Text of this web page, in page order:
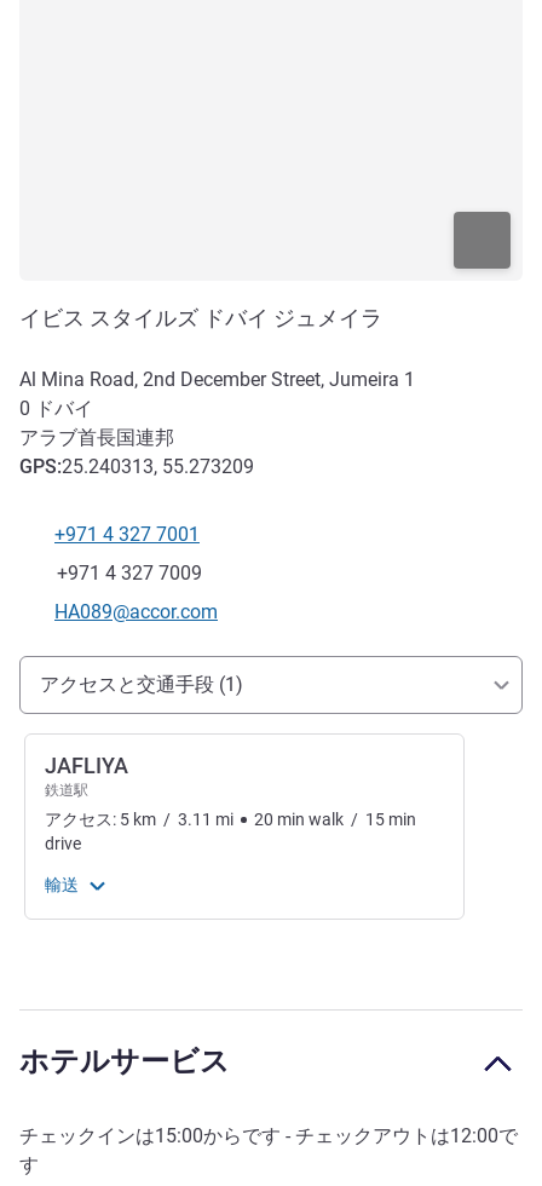
イビス スタイルズ ドバイ ジュメイラ
Al Mina Road, 2nd December Street, Jumeira 1
0 ドバイ
アラブ首長国連邦
GPS:25.240313, 55.273209
電話番号
+971 4 327 7001
ファックス
+971 4 327 7009
Eメール
HA089@accor.com
アクセスと交通機関
アクセスと交通手段 (1)
JAFLIYA
鉄道駅
アクセス: 5 km / 3.11 mi 20 min walk / 15 min
drive
輸送
ホテルサービス
チェックインは15:00からです - チェックアウトは12:00で
す